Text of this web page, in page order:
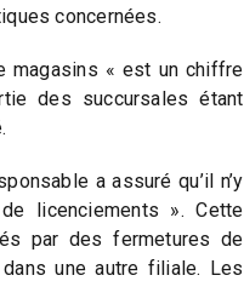
concernées.
magasins « est un chiffre
des succursales étant
a assuré qu’il n’y
licenciements ». Cette
par des fermetures de
une autre filiale. Les